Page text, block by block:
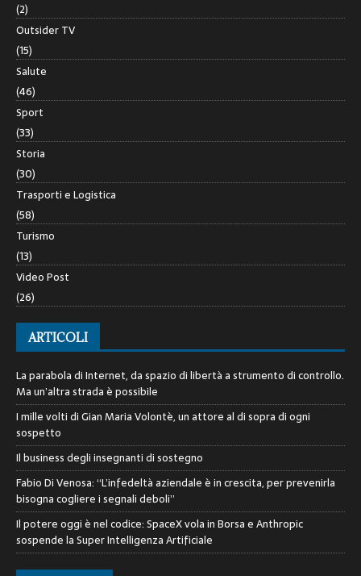
(2)
Outsider TV
(15)
Salute
(46)
Sport
(33)
Storia
(30)
Trasporti e Logistica
(58)
Turismo
(13)
Video Post
(26)
ARTICOLI
La parabola di Internet, da spazio di libertà a strumento di controllo.
Ma un’altra strada è possibile
I mille volti di Gian Maria Volontè, un attore al di sopra di ogni
sospetto
Il business degli insegnanti di sostegno
Fabio Di Venosa: “L’infedeltà aziendale è in crescita, per prevenirla
bisogna cogliere i segnali deboli”
Il potere oggi è nel codice: SpaceX vola in Borsa e Anthropic
sospende la Super Intelligenza Artificiale